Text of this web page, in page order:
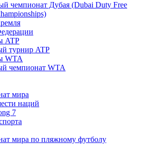
чемпионат Дубая (Dubai Duty Free
ATP
турнир ATP
WTA
чемпионат WTA
мира
наций
7
мира по пляжному футболу